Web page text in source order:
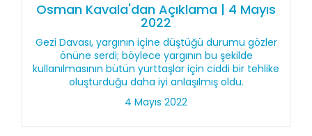
Osman Kavala'dan Açıklama | 4 Mayıs
2022
Gezi Davası, yargının içine düştüğü durumu gözler
önüne serdi; böylece yargının bu şekilde
kullanılmasının bütün yurttaşlar için ciddi bir tehlike
oluşturduğu daha iyi anlaşılmış oldu.
4 Mayıs 2022